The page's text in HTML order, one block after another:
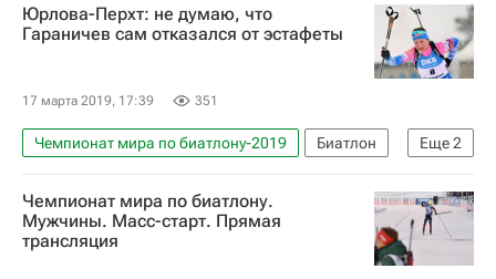
Юрлова-Перхт: не думаю, что
Гараничев сам отказался от эстафеты
17 марта 2019, 17:39 351
Еще2
Чемпионат мира по биатлону-2019
Биатлон
Евгений Гараничев
Екатерина Юрлова-Перхт
Чемпионат мира по биатлону.
Мужчины. Масс-старт. Прямая
трансляция